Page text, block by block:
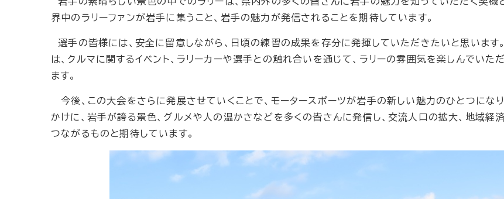
界中のラリーファンが岩手に集うこと、岩手の魅力が発信されることを期待しています。
選手の皆様には、安全に留意しながら、日頃の練習の成果を存分に発揮していただきたいと思います
は、クルマに関するイベント、ラリーカーや選手との触れ合いを通じて、ラリーの雰囲気を楽しんでいた
ます。
今後、この大会をさらに発展させていくことで、モータースポーツが岩手の新しい魅力のひとつになり
かけに、岩手が誇る景色、グルメや人の温かさなどを多くの皆さんに発信し、交流人口の拡大、地域経
つながるものと期待しています。